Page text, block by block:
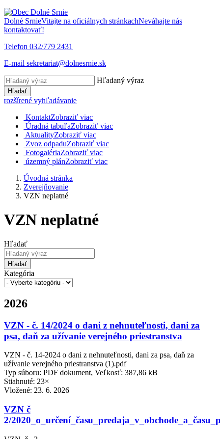
Dolné SrnieVitajte na oficiálnych stránkachNeváhajte nás
kontaktovať!
Telefon 032/779 2431
E-mail sekretariat@dolnesrnie.sk
Hľadaný výraz
Hľadať
rozšírené vyhľadávanie
KontaktZobraziť viac
Úradná tabuľaZobraziť viac
AktualityZobraziť viac
Zvoz odpaduZobraziť viac
FotogalériaZobraziť viac
územný plánZobraziť viac
Úvodná stránka
Zverejňovanie
VZN neplatné
VZN neplatné
Hľadať
Hľadať
Kategória
2026
VZN - č. 14/2024 o dani z nehnuteľnosti, dani za
psa, daň za užívanie verejného priestranstva
VZN - č. 14-2024 o dani z nehnuteľnosti, dani za psa, daň za
užívanie verejného priestranstva (1).pdf
Typ súboru: PDF dokument, Veľkosť: 387,86 kB
Stiahnuté: 23×
Vložené: 23. 6. 2026
VZN č
2/